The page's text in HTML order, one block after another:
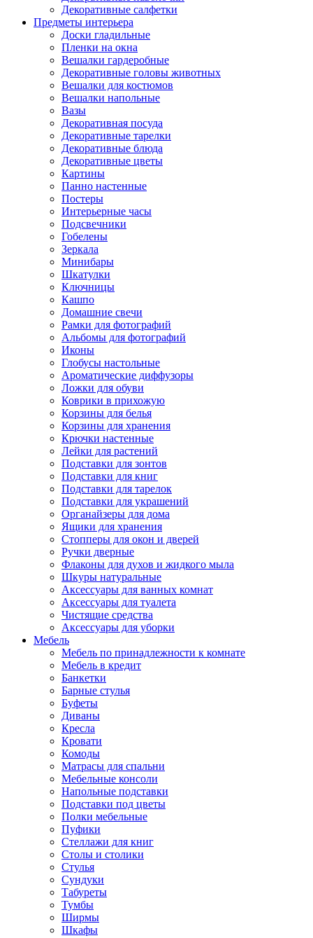
Декоративные салфетки
Предметы интерьера
Доски гладильные
Пленки на окна
Вешалки гардеробные
Декоративные головы животных
Вешалки для костюмов
Вешалки напольные
Вазы
Декоративная посуда
Декоративные тарелки
Декоративные блюда
Декоративные цветы
Картины
Панно настенные
Постеры
Интерьерные часы
Подсвечники
Гобелены
Зеркала
Минибары
Шкатулки
Ключницы
Кашпо
Домашние свечи
Рамки для фотографий
Альбомы для фотографий
Иконы
Глобусы настольные
Ароматические диффузоры
Ложки для обуви
Коврики в прихожую
Корзины для белья
Корзины для хранения
Крючки настенные
Лейки для растений
Подставки для зонтов
Подставки для книг
Подставки для тарелок
Подставки для украшений
Органайзеры для дома
Ящики для хранения
Стопперы для окон и дверей
Ручки дверные
Флаконы для духов и жидкого мыла
Шкуры натуральные
Аксессуары для ванных комнат
Аксессуары для туалета
Чистящие средства
Аксессуары для уборки
Мебель
Мебель по принадлежности к комнате
Мебель в кредит
Банкетки
Барные стулья
Буфеты
Диваны
Кресла
Кровати
Комоды
Матрасы для спальни
Мебельные консоли
Напольные подставки
Подставки под цветы
Полки мебельные
Пуфики
Стеллажи для книг
Столы и столики
Стулья
Сундуки
Табуреты
Тумбы
Ширмы
Шкафы